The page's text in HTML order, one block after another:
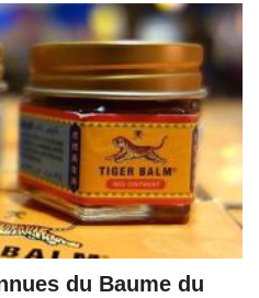
du Baume du